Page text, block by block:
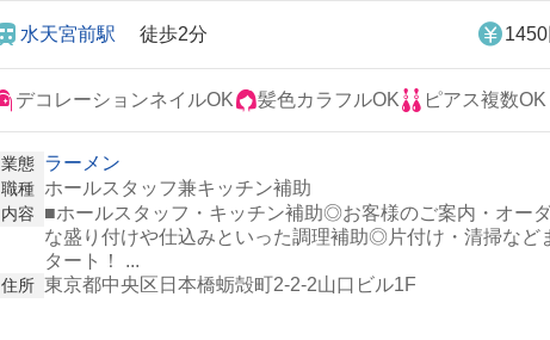
水天宮前駅 徒歩2分
デコレーションネイルOK 髪色カラフルOK ピアス複数OK
業態 ラーメン
職種 ホールスタッフ兼キッチン補助
内容
■ホールスタッフ・キッチン補助◎お客様のご案内・オ
な盛り付けや仕込みといった調理補助◎片付け・清掃など
タート！ ...
住所 東京都中央区日本橋蛎殻町2-2-2山口ビル1F